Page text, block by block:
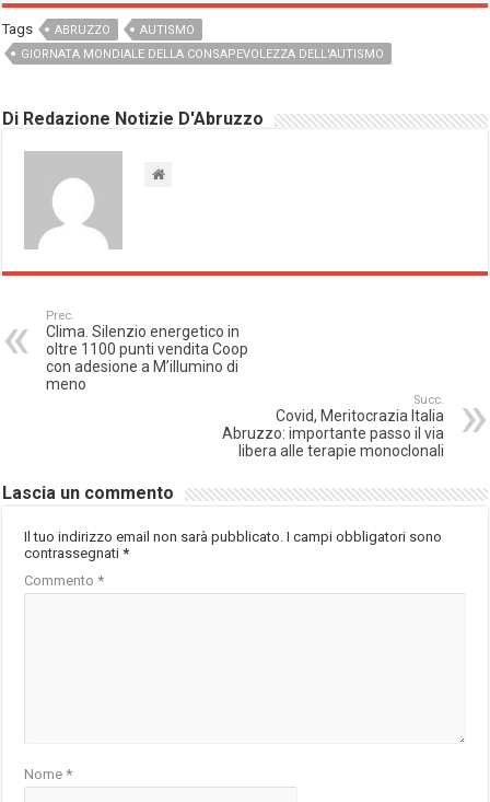
Tags ABRUZZO
AUTISMO
GIORNATA MONDIALE DELLA CONSAPEVOLEZZA DELL'AUTISMO
Di Redazione Notizie D'Abruzzo
Prec.
Clima. Silenzio energetico in
oltre 1100 punti vendita Coop
con adesione a M’illumino di
meno
Succ.
Covid, Meritocrazia Italia
Abruzzo: importante passo il via
libera alle terapie monoclonali
Lascia un commento
Il tuo indirizzo email non sarà pubblicato. I campi obbligatori sono
contrassegnati*
Commento*
Nome*